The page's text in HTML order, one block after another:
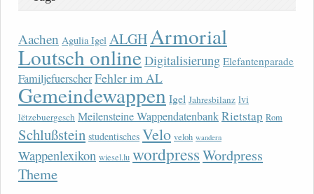
Aachen Agulia Igel ALGHArmorial
Loutsch onlineDigitalisierung Elefantenparade
FamiljefuerscherFehler im AL
Gemeindewappen Igel Jahresbilanz lvi
lëtzebuergesch Meilensteine WappendatenbankRietstap Rom
Schlußstein studentisches Velo veloh wandern
Wappenlexikon wiesel.lu wordpressWordpress
Theme